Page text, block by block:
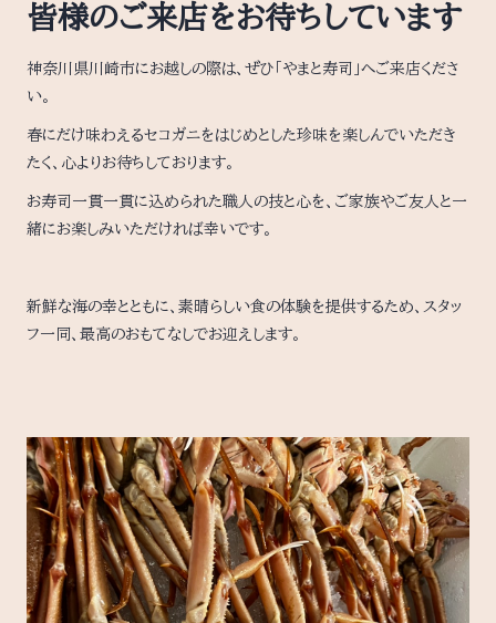
皆様のご来店をお待ちしています
神奈川県川崎市にお越しの際は、ぜひ「やまと寿司」へご来店くださ
い。
春にだけ味わえるセコガニをはじめとした珍味を楽しんでいただき
たく、心よりお待ちしております。
お寿司一貫一貫に込められた職人の技と心を、ご家族やご友人と一
緒にお楽しみいただければ幸いです。
新鮮な海の幸とともに、素晴らしい食の体験を提供するため、スタッ
フ一同、最高のおもてなしでお迎えします。